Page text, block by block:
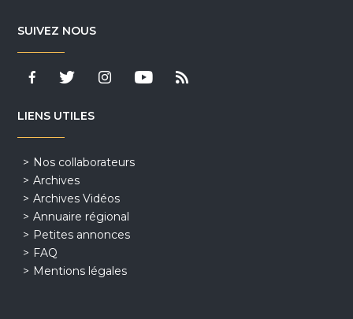
SUIVEZ NOUS
LIENS UTILES
Nos collaborateurs
Archives
Archives Vidéos
Annuaire régional
Petites annonces
FAQ
Mentions légales